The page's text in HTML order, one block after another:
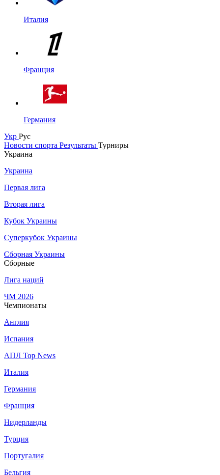
Италия
Франция
Германия
Укр Рус
Новости спорта Результаты Турниры
Украина
Украина
Первая лига
Вторая лига
Кубок Украины
Суперкубок Украины
Сборная Украины
Сборные
Лига наций
ЧМ 2026
Чемпионаты
Англия
Испания
АПЛ Top News
Италия
Германия
Франция
Нидерланды
Турция
Португалия
Бельгия